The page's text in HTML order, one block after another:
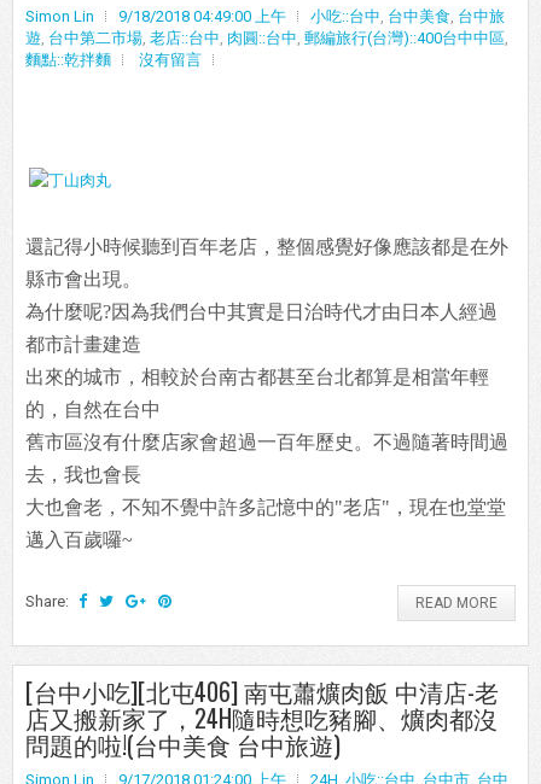
Simon Lin 9/18/2018 04:49:00 上午 小吃::台中, 台中美食, 台中旅
遊, 台中第二市場, 老店::台中, 肉圓::台中, 郵編旅行(台灣)::400台中中區,
麵點::乾拌麵
沒有留言
還記得小時候聽到百年老店，整個感覺好像應該都是在外
縣市會出現。
為什麼呢?因為我們台中其實是日治時代才由日本人經過
都市計畫建造
出來的城市，相較於台南古都甚至台北都算是相當年輕
的，自然在台中
舊市區沒有什麼店家會超過一百年歷史。不過隨著時間過
去，我也會長
大也會老，不知不覺中許多記憶中的"老店"，現在也堂堂
邁入百歲囉~
Share: READ MORE
[台中小吃][北屯406] 南屯蕭爌肉飯 中清店-老
店又搬新家了，24H隨時想吃豬腳、爌肉都沒
問題的啦!(台中美食 台中旅遊)
Simon Lin 9/17/2018 01:24:00 上午 24H, 小吃::台中, 台中市, 台中